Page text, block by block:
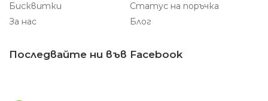
Бисквитки
Статус на поръчка
За нас
Блог
Последвайте ни във Facebook